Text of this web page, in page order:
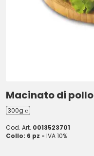
Macinato di pollo
300g ℮
Cod. Art. 0013523701
Collo: 6 pz - IVA 10%